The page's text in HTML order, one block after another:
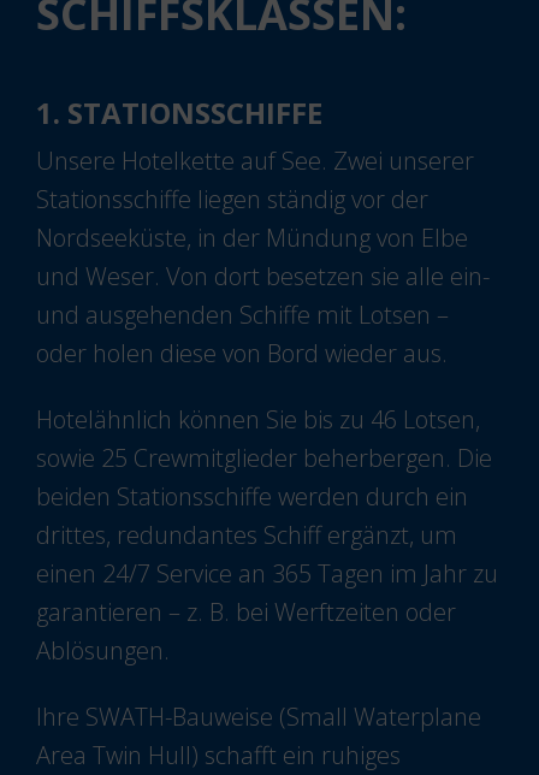
SCHIFFSKLASSEN:
1. STATIONSSCHIFFE
Unsere Hotelkette auf See. Zwei unserer
Stationsschiffe liegen ständig vor der
Nordseeküste, in der Mündung von Elbe
und Weser. Von dort besetzen sie alle ein-
und ausgehenden Schiffe mit Lotsen –
oder holen diese von Bord wieder aus.
Hotelähnlich können Sie bis zu 46 Lotsen,
sowie 25 Crewmitglieder beherbergen. Die
beiden Stationsschiffe werden durch ein
drittes, redundantes Schiff ergänzt, um
einen 24/7 Service an 365 Tagen im Jahr zu
garantieren – z. B. bei Werftzeiten oder
Ablösungen.
Ihre SWATH-Bauweise (Small Waterplane
Area Twin Hull) schafft ein ruhiges